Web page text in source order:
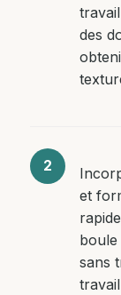
des
et
boule
sans